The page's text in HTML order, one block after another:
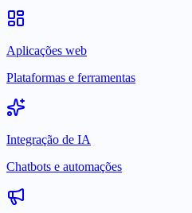
Aplicações web
Plataformas e ferramentas
Integração de IA
Chatbots e automações